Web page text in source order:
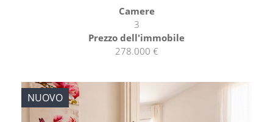
Camere
3
Prezzo dell'immobile
278.000 €
NUOVO